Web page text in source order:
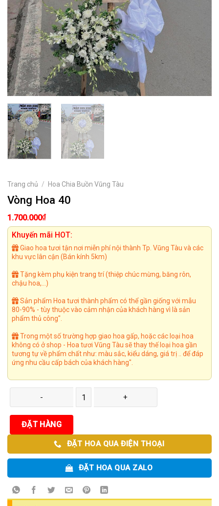
Trang chủ / Hoa Chia Buồn Vũng Tàu
Vòng Hoa 40
1.700.000₫
Khuyến mãi HOT:
Giao hoa tươi tận nơi miễn phí nội thành Tp. Vũng Tàu và các
khu vực lân cận (Bán kính 5km)
Tặng kèm phụ kiện trang trí (thiệp chúc mừng, băng rôn,
chậu hoa,...)
Sản phẩm Hoa tươi thành phẩm có thể gần giống với mẫu
80-90% - tùy thuộc vào cảm nhận của khách hàng vì là sản
phẩm thủ công".
Trong một số trường hợp giao hoa gấp, hoặc các loại hoa
không có ở shop - Hoa tươi Vũng Tàu sẽ thay thế loại hoa gần
tương tự về phẩm chất như: màu sắc, kiểu dáng, giá trị .. để đáp
ứng nhu cầu cấp bách của khách hàng".
ĐẶT HÀNG
ĐẶT HOA QUA ĐIỆN THOẠI
ĐẶT HOA QUA ZALO